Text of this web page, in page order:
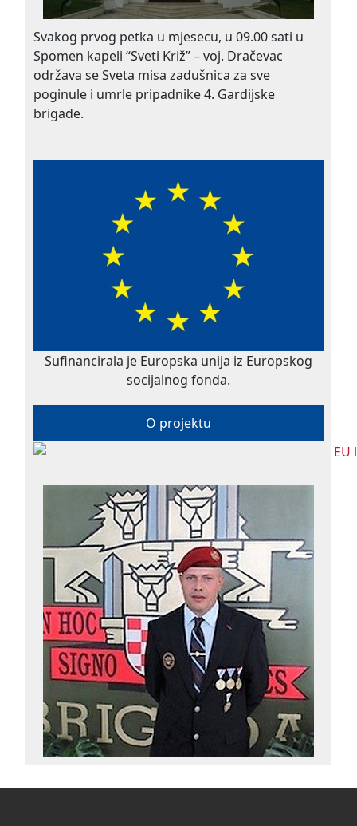
Svakog prvog petka u mjesecu, u 09.00 sati u
Spomen kapeli “Sveti Križ” – voj. Dračevac
održava se Sveta misa zadušnica za sve
poginule i umrle pripadnike 4. Gardijske
brigade.
Sufinancirala je Europska unija iz Europskog
socijalnog fonda.
O projektu